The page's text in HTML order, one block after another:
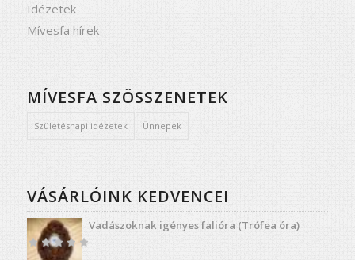
Idézetek
Mívesfa hírek
MÍVESFA SZÖSSZENETEK
Születésnapi idézetek Ünnepek
VÁSÁRLÓINK KEDVENCEI
Vadászoknak igényes falióra (Trófea óra)